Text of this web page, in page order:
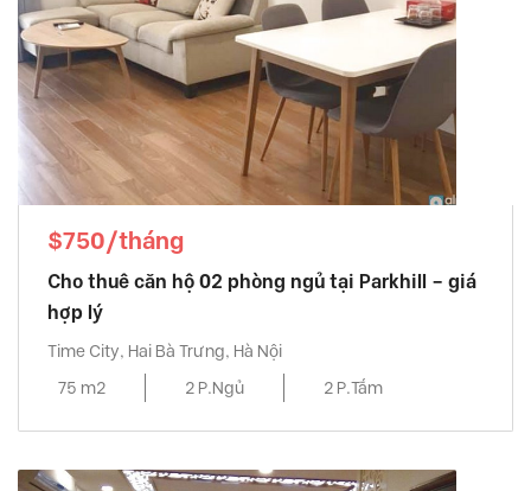
$750/tháng
Cho thuê căn hộ 02 phòng ngủ tại Parkhill – giá
hợp lý
Time City, Hai Bà Trưng, Hà Nội
75 m2
2 P.Ngủ 2 P.Tắm